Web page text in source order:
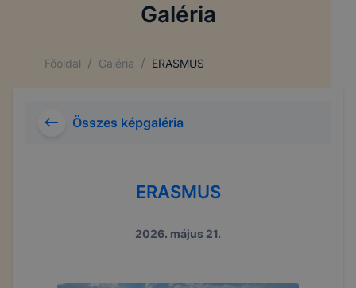
Galéria
Főoldal / Galéria / ERASMUS
Összes képgaléria
ERASMUS
2026. május 21.